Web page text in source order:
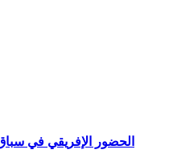
الحضور الإفريقي في